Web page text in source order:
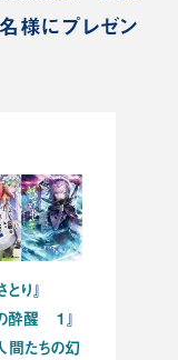
様にプレゼン
り』
酔醒 １ 』
たちの幻